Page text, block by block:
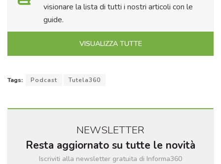
visionare la lista di tutti i nostri articoli con le
guide.
VISUALIZZA TUTTE
Tags: Podcast Tutela360
NEWSLETTER
Resta aggiornato su tutte le novità
Iscriviti alla newsletter gratuita di Informa360